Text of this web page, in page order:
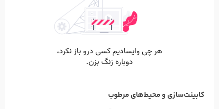
کابینت‌سازی و محیط‌های مرطوب